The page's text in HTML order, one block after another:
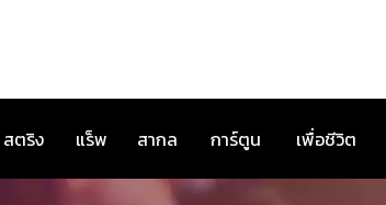
สตริง แร็พ สากล การ์ตูน เพื่อชีวิต